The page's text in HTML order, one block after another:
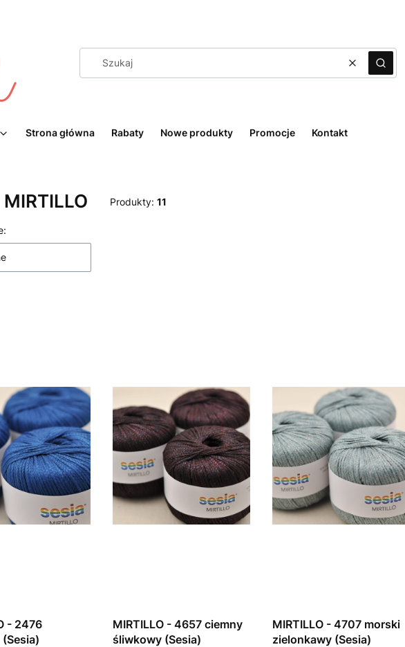
WyczyśćSzukaj
Strona główna Rabaty Nowe produkty Promocje Kontakt
Produkty: 11
- 2476
MIRTILLO - 4657 ciemny
śliwkowy (Sesia)
MIRTILLO - 4707 morski
zielonkawy (Sesia)